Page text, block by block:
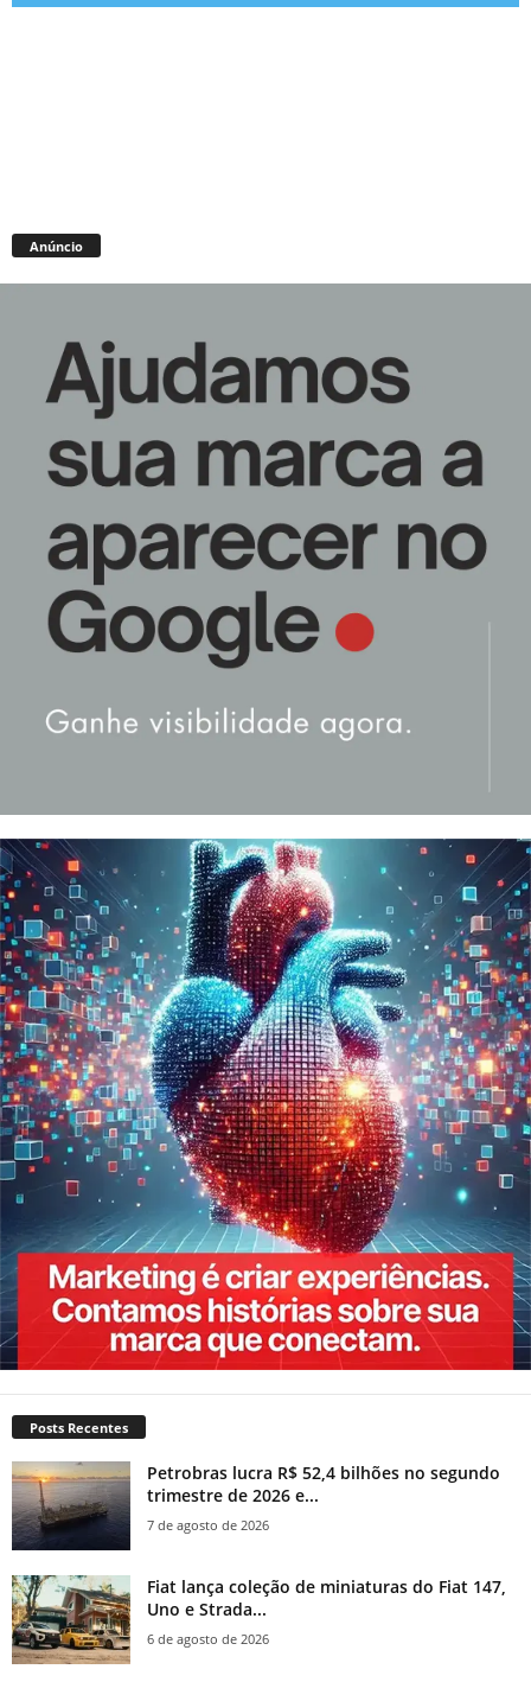
Anúncio
Posts Recentes
Petrobras lucra R$ 52,4 bilhões no segundo
trimestre de 2026 e...
7 de agosto de 2026
Fiat lança coleção de miniaturas do Fiat 147,
Uno e Strada...
6 de agosto de 2026